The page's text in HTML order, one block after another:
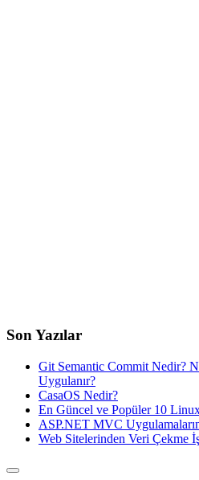
Son Yazılar
Git Semantic Commit Nedir?
Uygulanır?
CasaOS Nedir?
En Güncel ve Popüler 10 Linux
ASP.NET MVC
Web Sitelerinden Veri Çekme